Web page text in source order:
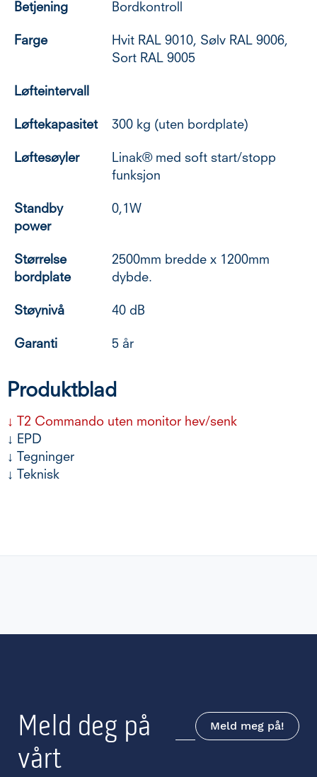
Betjening Bordkontroll
Farge
Hvit RAL 9010, Sølv RAL 9006,
Sort RAL 9005
Løfteintervall
Løftekapasitet 300 kg (uten bordplate)
Løftesøyler
Linak® med soft start/stopp
funksjon
Standby
power
0,1W
Størrelse
bordplate
2500mm bredde x 1200mm
dybde.
Støynivå 40 dB
Garanti 5 år
Produktblad
↓
T2 Commando uten monitor hev/senk
↓ EPD
↓
Tegninger
↓
Teknisk
Meld deg på
vårt
Meld meg på!